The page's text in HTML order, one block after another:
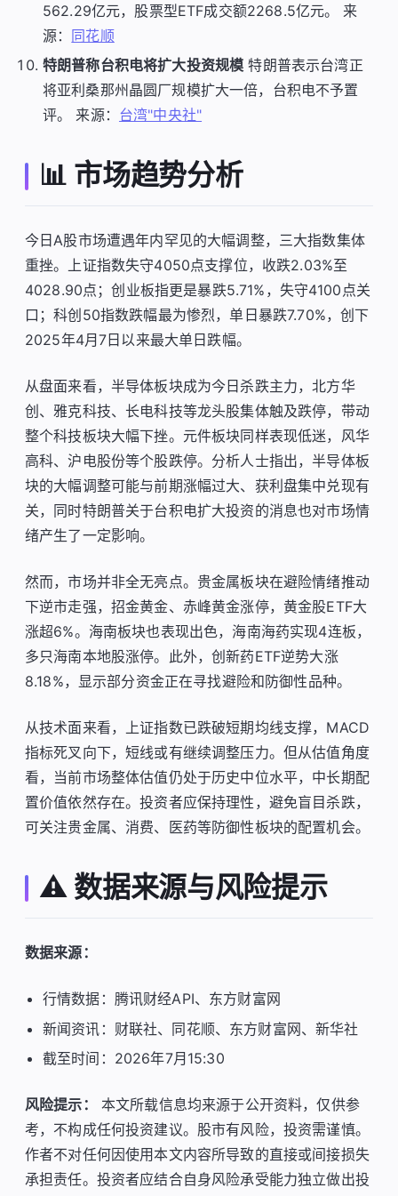
562.29亿元，股票型ETF成交额2268.5亿元。 来
源： 同花顺
特朗普称台积电将扩大投资规模 特朗普表示台湾正
将亚利桑那州晶圆厂规模扩大一倍，台积电不予置
评。 来源： 台湾"中央社"
📊 市场趋势分析
今日A股市场遭遇年内罕见的大幅调整，三大指数集体
重挫。上证指数失守4050点支撑位，收跌2.03%至
4028.90点；创业板指更是暴跌5.71%，失守4100点关
口；科创50指数跌幅最为惨烈，单日暴跌7.70%，创下
2025年4月7日以来最大单日跌幅。
从盘面来看，半导体板块成为今日杀跌主力，北方华
创、雅克科技、长电科技等龙头股集体触及跌停，带动
整个科技板块大幅下挫。元件板块同样表现低迷，风华
高科、沪电股份等个股跌停。分析人士指出，半导体板
块的大幅调整可能与前期涨幅过大、获利盘集中兑现有
关，同时特朗普关于台积电扩大投资的消息也对市场情
绪产生了一定影响。
然而，市场并非全无亮点。贵金属板块在避险情绪推动
下逆市走强，招金黄金、赤峰黄金涨停，黄金股ETF大
涨超6%。海南板块也表现出色，海南海药实现4连板，
多只海南本地股涨停。此外，创新药ETF逆势大涨
8.18%，显示部分资金正在寻找避险和防御性品种。
从技术面来看，上证指数已跌破短期均线支撑，MACD
指标死叉向下，短线或有继续调整压力。但从估值角度
看，当前市场整体估值仍处于历史中位水平，中长期配
置价值依然存在。投资者应保持理性，避免盲目杀跌，
可关注贵金属、消费、医药等防御性板块的配置机会。
⚠️ 数据来源与风险提示
数据来源：
行情数据：腾讯财经API、东方财富网
新闻资讯：财联社、同花顺、东方财富网、新华社
截至时间：2026年7月15:30
风险提示：
本文所载信息均来源于公开资料，仅供参
考，不构成任何投资建议。股市有风险，投资需谨慎。
作者不对任何因使用本文内容所导致的直接或间接损失
承担责任。投资者应结合自身风险承受能力独立做出投